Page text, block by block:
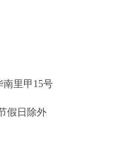
里甲15号
假日除外